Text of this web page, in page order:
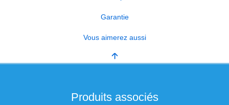
Garantie
Vous aimerez aussi
Produits associés